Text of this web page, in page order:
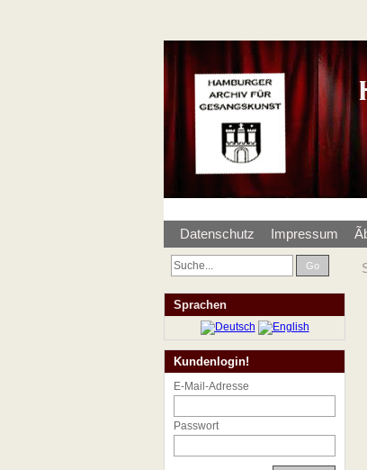
Datenschutz Impressum
Go
Sprachen
Kundenlogin!
E-Mail-Adresse
Passwort